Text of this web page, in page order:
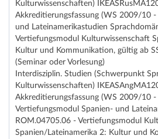
Kulturwissenschaften)
Akkreditierungsfassung (WS 2009/10 -
und Lateinamerikastudien
Vertiefungsmodul Kulturwissenschaft
Kultur und Kommunikation, gültig ab
(Seminar oder Vorlesung)
Interdisziplin. Studien (Schwerpunkt
Kulturwissenschaften)
Akkreditierungsfassung (WS 2009/10 -
Vertiefungsmodul Spanien- und
ROM.04705.06 - Vertiefungsmodul
Spanien/Lateinamerika 2: Kultur und